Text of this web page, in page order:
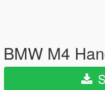
BMW M4